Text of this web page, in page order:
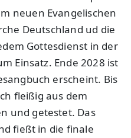
neuen Evangelischen
Deutschland ud die
Gottesdienst in der
Einsatz. Ende 2028 ist
erscheint. Bis
fleißig aus dem
und getestet. Das
fießt in die finale